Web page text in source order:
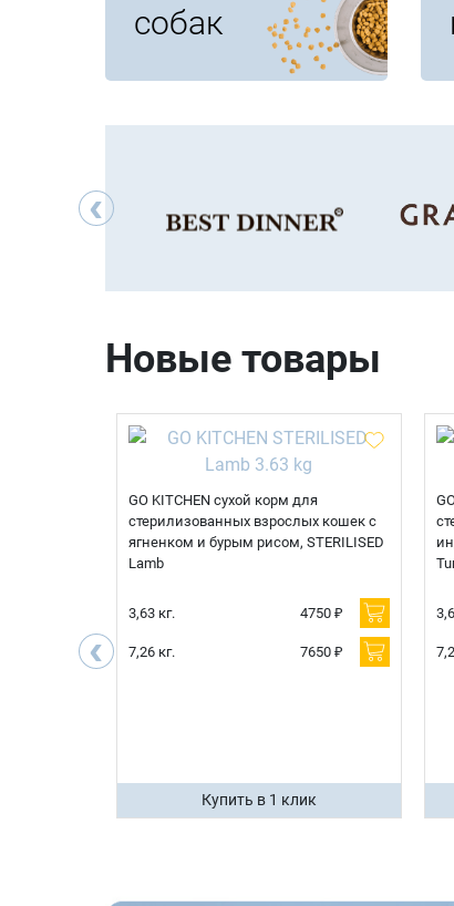
собак
‹
Новые товары
‹
GO KITCHEN сухой корм для
стерилизованных взрослых кошек с
ягненком и бурым рисом, STERILISED
Lamb
3,63 кг. 4750 ₽
7,26 кг. 7650 ₽
Купить в 1 клик